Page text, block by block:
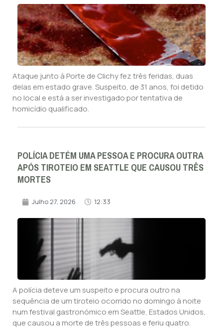
Ataque junto à Porte de Clichy fez três feridas, duas
delas em estado grave. Suspeito, de 31 anos, foi detido
no local e está a ser investigado por tentativa de
homicídio qualificado.
POLÍCIA DETÉM UMA PESSOA E PROCURA OUTRA
APÓS TIROTEIO EM SEATTLE QUE CAUSOU TRÊS
MORTES
Julho 27, 2026 12:33
A polícia deteve um suspeito e procura outro na
sequência de um tiroteio ocorrido no domingo à noite
num festival gastronómico em Seattle, Estados Unidos,
que causou a morte de três pessoas e feriu quatro.